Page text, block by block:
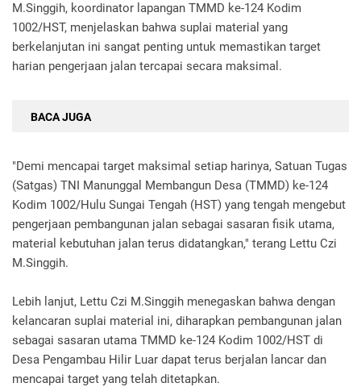
M.Singgih, koordinator lapangan TMMD ke-124 Kodim
1002/HST, menjelaskan bahwa suplai material yang
berkelanjutan ini sangat penting untuk memastikan target
harian pengerjaan jalan tercapai secara maksimal.
BACA JUGA
"Demi mencapai target maksimal setiap harinya, Satuan Tugas
(Satgas) TNI Manunggal Membangun Desa (TMMD) ke-124
Kodim 1002/Hulu Sungai Tengah (HST) yang tengah mengebut
pengerjaan pembangunan jalan sebagai sasaran fisik utama,
material kebutuhan jalan terus didatangkan," terang Lettu Czi
M.Singgih.
Lebih lanjut, Lettu Czi M.Singgih menegaskan bahwa dengan
kelancaran suplai material ini, diharapkan pembangunan jalan
sebagai sasaran utama TMMD ke-124 Kodim 1002/HST di
Desa Pengambau Hilir Luar dapat terus berjalan lancar dan
mencapai target yang telah ditetapkan.